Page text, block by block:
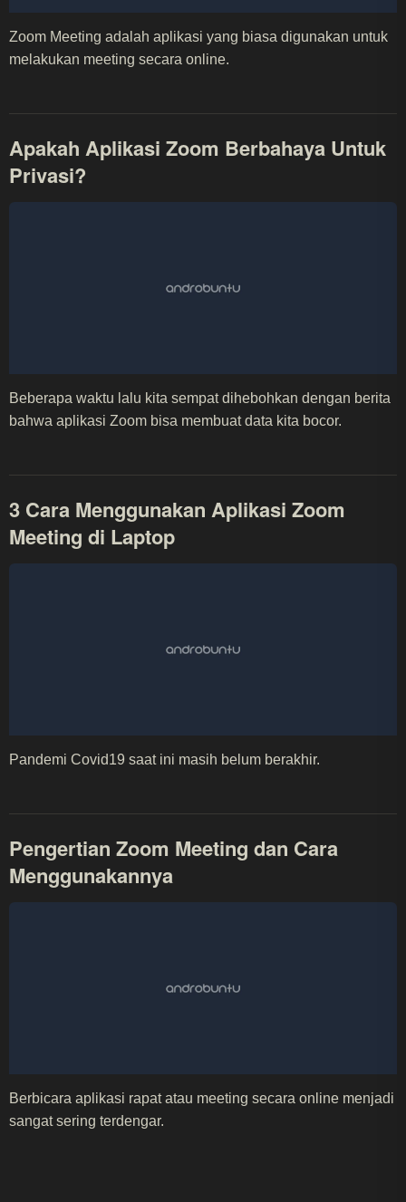
Zoom Meeting adalah aplikasi yang biasa digunakan untuk
melakukan meeting secara online.
Apakah Aplikasi Zoom Berbahaya Untuk
Privasi?
Beberapa waktu lalu kita sempat dihebohkan dengan berita
bahwa aplikasi Zoom bisa membuat data kita bocor.
3 Cara Menggunakan Aplikasi Zoom
Meeting di Laptop
Pandemi Covid19 saat ini masih belum berakhir.
Pengertian Zoom Meeting dan Cara
Menggunakannya
Berbicara aplikasi rapat atau meeting secara online menjadi
sangat sering terdengar.